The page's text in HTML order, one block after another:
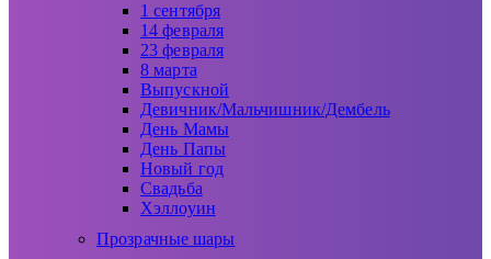
1 сентября
14 февраля
23 февраля
8 марта
Выпускной
Девичник/Мальчишник/Дембель
День Мамы
День Папы
Новый год
Свадьба
Хэллоуин
Прозрачные шары